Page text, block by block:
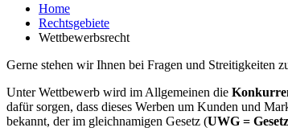
Home
Rechtsgebiete
Wettbewerbsrecht
Gerne stehen wir Ihnen bei Fragen und Streitigkeiten
Unter Wettbewerb wird im Allgemeinen die
dafür sorgen, dass dieses Werben um Kunden und
bekannt, der im gleichnamigen Gesetz (UWG =